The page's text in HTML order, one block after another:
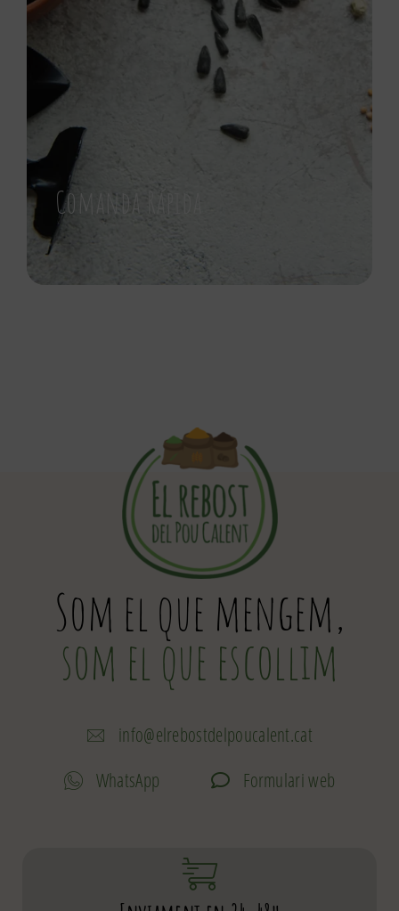
Comanda Rápida
Som el que mengem,
som el que escollim
info@elrebostdelpoucalent.cat
WhatsApp
Formulari web